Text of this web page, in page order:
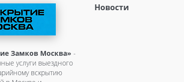
Замков Москва» -
услуги выездного
вскрытию
Новости